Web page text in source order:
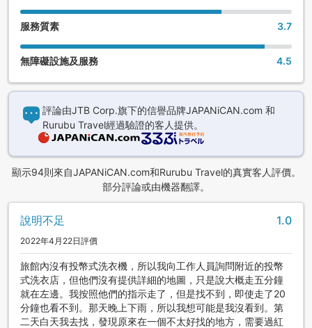
服務質素 3.7
無障礙設施及服務 4.5
評論由JTB Corp.旗下的信譽品牌JAPANiCAN.com 和
Rurubu Travel經過驗證的客人提供。
顯示94則來自JAPANiCAN.com和Rurubu Travel的真實客人評價。
部分評論或由機器翻譯。
說明不足 1.0
2022年4月22日評價
旅館內沒有投幣式洗衣機，所以我向工作人員詢問附近的投幣
式洗衣店，但他們沒有提供詳細的地圖，只是說大概走五分鐘
就在左邊。我按照他們的指示走了，但是找不到，即使走了20
分鐘也看不到。那天晚上下雨，所以我想可能是我沒看到。第
二天白天我去找，發現原來在一個不太好找的地方，需要過紅